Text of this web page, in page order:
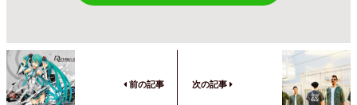
前の記事 次の記事